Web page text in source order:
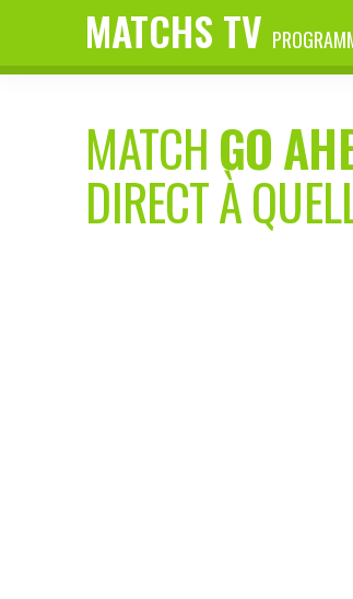
MATCHS TV
MATCHGO
DIRECT À